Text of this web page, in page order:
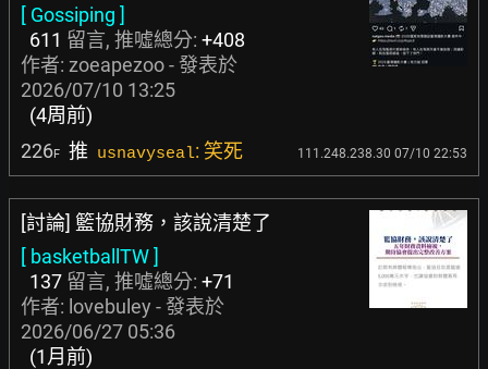
[ Gossiping ]
611 留言, 推噓總分: +408
作者: zoeapezoo- 發表於
2026/07/10 13:25
(4周前)
226F 推 usnavyseal: 笑死 111.248.238.30 07/10 22:53
[討論] 籃協財務，該說清楚了
[ basketballTW ]
137 留言, 推噓總分: +71
作者: lovebuley - 發表於
2026/06/27 05:36
(1月前)